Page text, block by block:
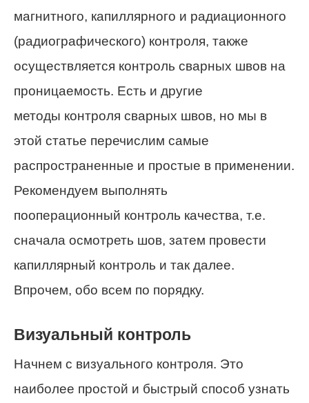
магнитного, капиллярного и радиационного
(радиографического) контроля, также
осуществляется контроль сварных швов на
проницаемость. Есть и другие
методы контроля сварных швов, но мы в
этой статье перечислим самые
распространенные и простые в применении.
Рекомендуем выполнять
пооперационный контроль качества, т.е.
сначала осмотреть шов, затем провести
капиллярный контроль и так далее.
Впрочем, обо всем по порядку.
Визуальный контроль
Начнем с визуального контроля. Это
наиболее простой и быстрый способ узнать